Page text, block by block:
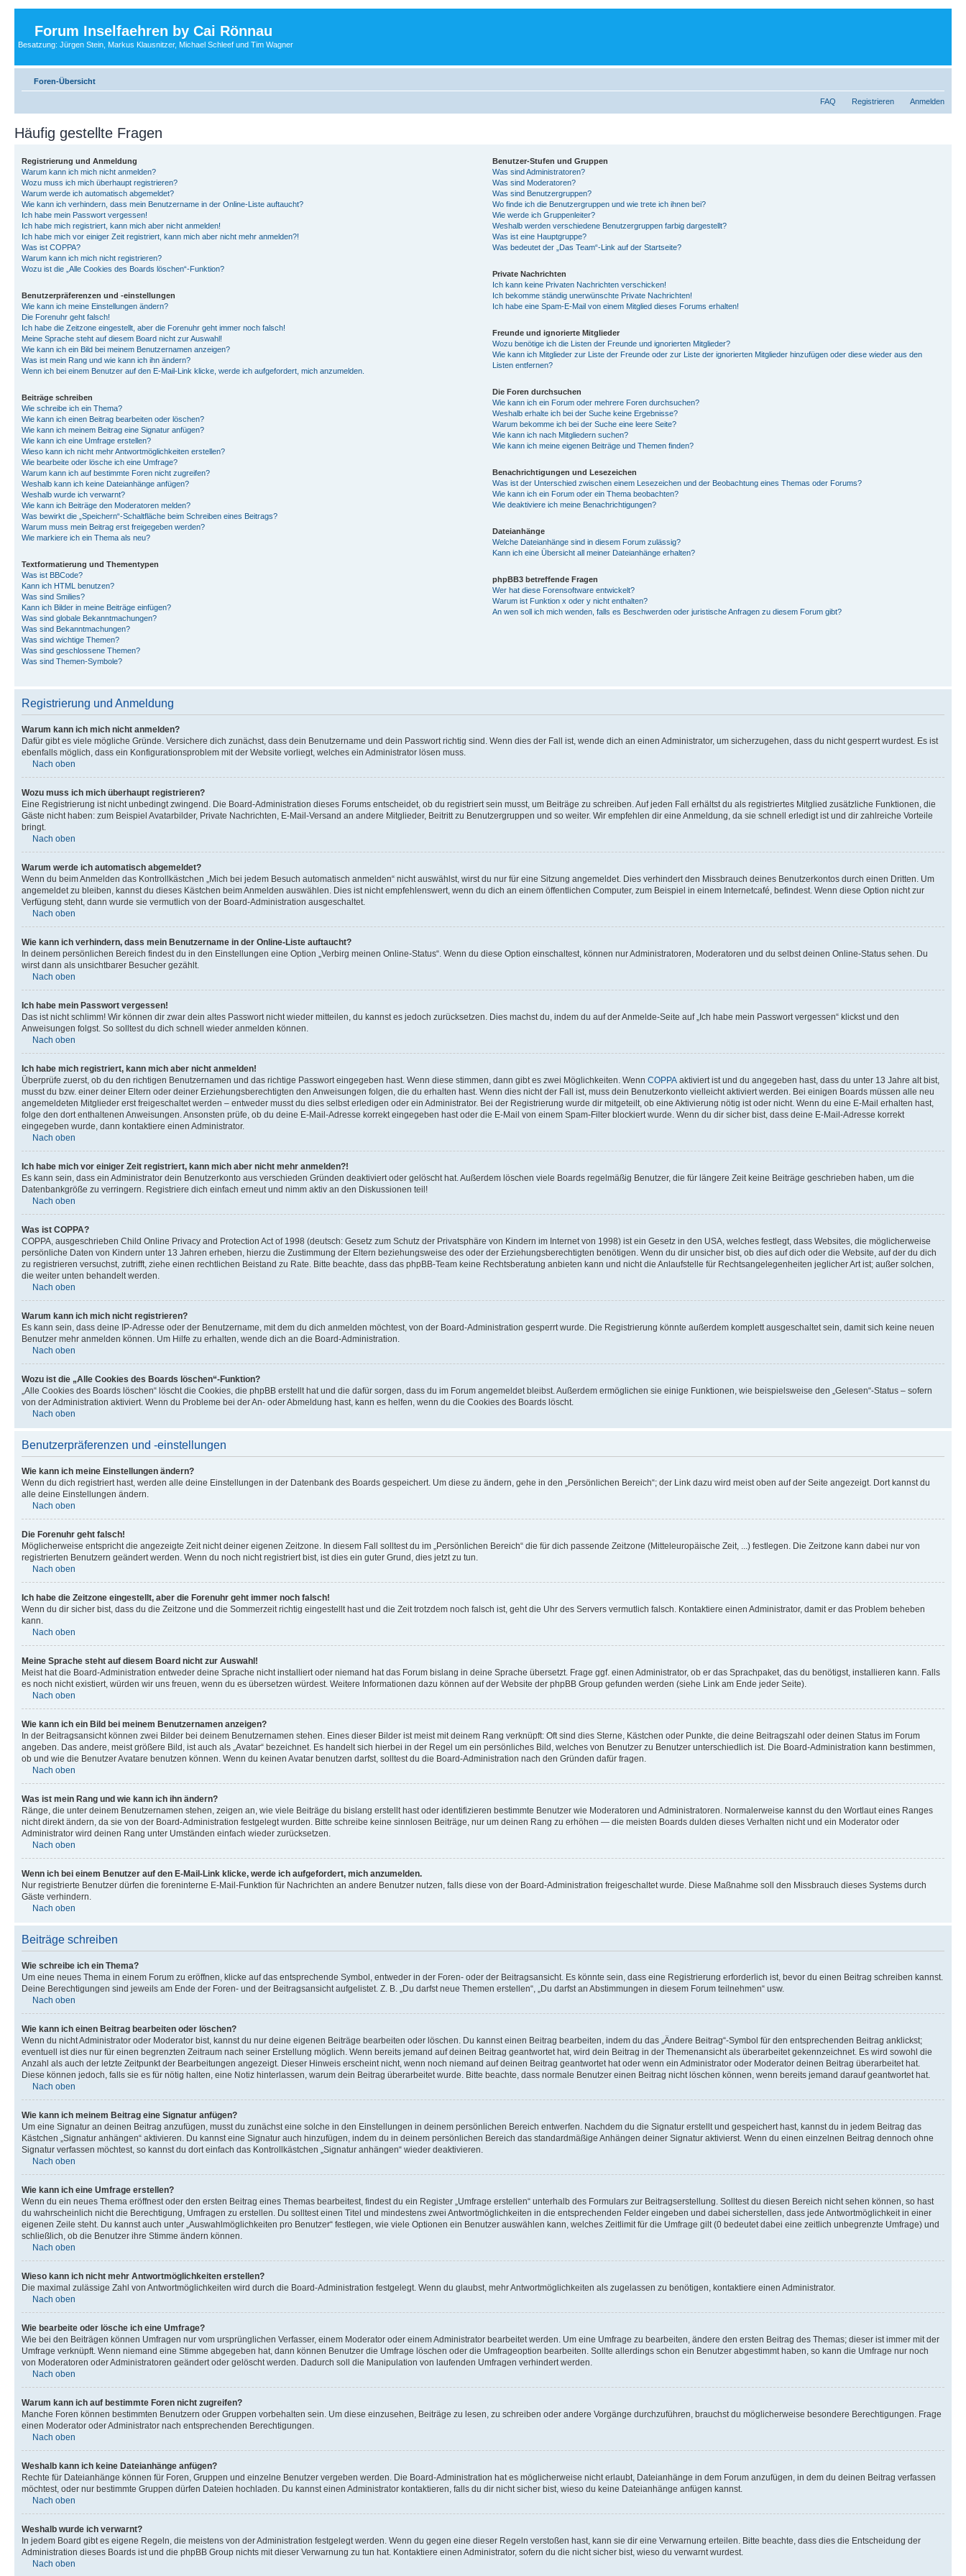
Forum Inselfaehren by Cai Rönnau
Besatzung: Jürgen Stein, Markus Klausnitzer, Michael Schleef und Tim Wagner
Foren-Übersicht
FAQ Registrieren Anmelden
Häufig gestellte Fragen
Registrierung und Anmeldung
Warum kann ich mich nicht anmelden?
Wozu muss ich mich überhaupt registrieren?
Warum werde ich automatisch abgemeldet?
Wie kann ich verhindern, dass mein Benutzername in der Online-Liste auftaucht?
Ich habe mein Passwort vergessen!
Ich habe mich registriert, kann mich aber nicht anmelden!
Ich habe mich vor einiger Zeit registriert, kann mich aber nicht mehr anmelden?!
Was ist COPPA?
Warum kann ich mich nicht registrieren?
Wozu ist die „Alle Cookies des Boards löschen“-Funktion?
Benutzerpräferenzen und -einstellungen
Wie kann ich meine Einstellungen ändern?
Die Forenuhr geht falsch!
Ich habe die Zeitzone eingestellt, aber die Forenuhr geht immer noch falsch!
Meine Sprache steht auf diesem Board nicht zur Auswahl!
Wie kann ich ein Bild bei meinem Benutzernamen anzeigen?
Was ist mein Rang und wie kann ich ihn ändern?
Wenn ich bei einem Benutzer auf den E-Mail-Link klicke, werde ich aufgefordert, mich anzumelden.
Beiträge schreiben
Wie schreibe ich ein Thema?
Wie kann ich einen Beitrag bearbeiten oder löschen?
Wie kann ich meinem Beitrag eine Signatur anfügen?
Wie kann ich eine Umfrage erstellen?
Wieso kann ich nicht mehr Antwortmöglichkeiten erstellen?
Wie bearbeite oder lösche ich eine Umfrage?
Warum kann ich auf bestimmte Foren nicht zugreifen?
Weshalb kann ich keine Dateianhänge anfügen?
Weshalb wurde ich verwarnt?
Wie kann ich Beiträge den Moderatoren melden?
Was bewirkt die „Speichern“-Schaltfläche beim Schreiben eines Beitrags?
Warum muss mein Beitrag erst freigegeben werden?
Wie markiere ich ein Thema als neu?
Textformatierung und Thementypen
Was ist BBCode?
Kann ich HTML benutzen?
Was sind Smilies?
Kann ich Bilder in meine Beiträge einfügen?
Was sind globale Bekanntmachungen?
Was sind Bekanntmachungen?
Was sind wichtige Themen?
Was sind geschlossene Themen?
Was sind Themen-Symbole?
Benutzer-Stufen und Gruppen
Was sind Administratoren?
Was sind Moderatoren?
Was sind Benutzergruppen?
Wo finde ich die Benutzergruppen und wie trete ich ihnen bei?
Wie werde ich Gruppenleiter?
Weshalb werden verschiedene Benutzergruppen farbig dargestellt?
Was ist eine Hauptgruppe?
Was bedeutet der „Das Team“-Link auf der Startseite?
Private Nachrichten
Ich kann keine Privaten Nachrichten verschicken!
Ich bekomme ständig unerwünschte Private Nachrichten!
Ich habe eine Spam-E-Mail von einem Mitglied dieses Forums erhalten!
Freunde und ignorierte Mitglieder
Wozu benötige ich die Listen der Freunde und ignorierten Mitglieder?
Wie kann ich Mitglieder zur Liste der Freunde oder zur Liste der ignorierten Mitglieder hinzufügen oder diese wieder aus den
Listen entfernen?
Die Foren durchsuchen
Wie kann ich ein Forum oder mehrere Foren durchsuchen?
Weshalb erhalte ich bei der Suche keine Ergebnisse?
Warum bekomme ich bei der Suche eine leere Seite?
Wie kann ich nach Mitgliedern suchen?
Wie kann ich meine eigenen Beiträge und Themen finden?
Benachrichtigungen und Lesezeichen
Was ist der Unterschied zwischen einem Lesezeichen und der Beobachtung eines Themas oder Forums?
Wie kann ich ein Forum oder ein Thema beobachten?
Wie deaktiviere ich meine Benachrichtigungen?
Dateianhänge
Welche Dateianhänge sind in diesem Forum zulässig?
Kann ich eine Übersicht all meiner Dateianhänge erhalten?
phpBB3 betreffende Fragen
Wer hat diese Forensoftware entwickelt?
Warum ist Funktion x oder y nicht enthalten?
An wen soll ich mich wenden, falls es Beschwerden oder juristische Anfragen zu diesem Forum gibt?
Registrierung und Anmeldung
Warum kann ich mich nicht anmelden?
Dafür gibt es viele mögliche Gründe. Versichere dich zunächst, dass dein Benutzername und dein Passwort richtig sind. Wenn dies der Fall ist, wende dich an einen Administrator, um sicherzugehen, dass du nicht gesperrt wurdest. Es ist
ebenfalls möglich, dass ein Konfigurationsproblem mit der Website vorliegt, welches ein Administrator lösen muss.
Nach oben
Wozu muss ich mich überhaupt registrieren?
Eine Registrierung ist nicht unbedingt zwingend. Die Board-Administration dieses Forums entscheidet, ob du registriert sein musst, um Beiträge zu schreiben. Auf jeden Fall erhältst du als registriertes Mitglied zusätzliche Funktionen, die
Gäste nicht haben: zum Beispiel Avatarbilder, Private Nachrichten, E-Mail-Versand an andere Mitglieder, Beitritt zu Benutzergruppen und so weiter. Wir empfehlen dir eine Anmeldung, da sie schnell erledigt ist und dir zahlreiche Vorteile
bringt.
Nach oben
Warum werde ich automatisch abgemeldet?
Wenn du beim Anmelden das Kontrollkästchen „Mich bei jedem Besuch automatisch anmelden“ nicht auswählst, wirst du nur für eine Sitzung angemeldet. Dies verhindert den Missbrauch deines Benutzerkontos durch einen Dritten. Um
angemeldet zu bleiben, kannst du dieses Kästchen beim Anmelden auswählen. Dies ist nicht empfehlenswert, wenn du dich an einem öffentlichen Computer, zum Beispiel in einem Internetcafé, befindest. Wenn diese Option nicht zur
Verfügung steht, dann wurde sie vermutlich von der Board-Administration ausgeschaltet.
Nach oben
Wie kann ich verhindern, dass mein Benutzername in der Online-Liste auftaucht?
In deinem persönlichen Bereich findest du in den Einstellungen eine Option „Verbirg meinen Online-Status“. Wenn du diese Option einschaltest, können nur Administratoren, Moderatoren und du selbst deinen Online-Status sehen. Du
wirst dann als unsichtbarer Besucher gezählt.
Nach oben
Ich habe mein Passwort vergessen!
Das ist nicht schlimm! Wir können dir zwar dein altes Passwort nicht wieder mitteilen, du kannst es jedoch zurücksetzen. Dies machst du, indem du auf der Anmelde-Seite auf „Ich habe mein Passwort vergessen“ klickst und den
Anweisungen folgst. So solltest du dich schnell wieder anmelden können.
Nach oben
Ich habe mich registriert, kann mich aber nicht anmelden!
Überprüfe zuerst, ob du den richtigen Benutzernamen und das richtige Passwort eingegeben hast. Wenn diese stimmen, dann gibt es zwei Möglichkeiten. Wenn COPPA aktiviert ist und du angegeben hast, dass du unter 13 Jahre alt bist,
musst du bzw. einer deiner Eltern oder deiner Erziehungsberechtigten den Anweisungen folgen, die du erhalten hast. Wenn dies nicht der Fall ist, muss dein Benutzerkonto vielleicht aktiviert werden. Bei einigen Boards müssen alle neu
angemeldeten Mitglieder erst freigeschaltet werden – entweder musst du dies selbst erledigen oder ein Administrator. Bei der Registrierung wurde dir mitgeteilt, ob eine Aktivierung nötig ist oder nicht. Wenn du eine E-Mail erhalten hast,
folge den dort enthaltenen Anweisungen. Ansonsten prüfe, ob du deine E-Mail-Adresse korrekt eingegeben hast oder die E-Mail von einem Spam-Filter blockiert wurde. Wenn du dir sicher bist, dass deine E-Mail-Adresse korrekt
eingegeben wurde, dann kontaktiere einen Administrator.
Nach oben
Ich habe mich vor einiger Zeit registriert, kann mich aber nicht mehr anmelden?!
Es kann sein, dass ein Administrator dein Benutzerkonto aus verschieden Gründen deaktiviert oder gelöscht hat. Außerdem löschen viele Boards regelmäßig Benutzer, die für längere Zeit keine Beiträge geschrieben haben, um die
Datenbankgröße zu verringern. Registriere dich einfach erneut und nimm aktiv an den Diskussionen teil!
Nach oben
Was ist COPPA?
COPPA, ausgeschrieben Child Online Privacy and Protection Act of 1998 (deutsch: Gesetz zum Schutz der Privatsphäre von Kindern im Internet von 1998) ist ein Gesetz in den USA, welches festlegt, dass Websites, die möglicherweise
persönliche Daten von Kindern unter 13 Jahren erheben, hierzu die Zustimmung der Eltern beziehungsweise des oder der Erziehungsberechtigten benötigen. Wenn du dir unsicher bist, ob dies auf dich oder die Website, auf der du dich
zu registrieren versuchst, zutrifft, ziehe einen rechtlichen Beistand zu Rate. Bitte beachte, dass das phpBB-Team keine Rechtsberatung anbieten kann und nicht die Anlaufstelle für Rechtsangelegenheiten jeglicher Art ist; außer solchen,
die weiter unten behandelt werden.
Nach oben
Warum kann ich mich nicht registrieren?
Es kann sein, dass deine IP-Adresse oder der Benutzername, mit dem du dich anmelden möchtest, von der Board-Administration gesperrt wurde. Die Registrierung könnte außerdem komplett ausgeschaltet sein, damit sich keine neuen
Benutzer mehr anmelden können. Um Hilfe zu erhalten, wende dich an die Board-Administration.
Nach oben
Wozu ist die „Alle Cookies des Boards löschen“-Funktion?
„Alle Cookies des Boards löschen“ löscht die Cookies, die phpBB erstellt hat und die dafür sorgen, dass du im Forum angemeldet bleibst. Außerdem ermöglichen sie einige Funktionen, wie beispielsweise den „Gelesen“-Status – sofern
von der Administration aktiviert. Wenn du Probleme bei der An- oder Abmeldung hast, kann es helfen, wenn du die Cookies des Boards löscht.
Nach oben
Benutzerpräferenzen und -einstellungen
Wie kann ich meine Einstellungen ändern?
Wenn du dich registriert hast, werden alle deine Einstellungen in der Datenbank des Boards gespeichert. Um diese zu ändern, gehe in den „Persönlichen Bereich“; der Link dazu wird meist oben auf der Seite angezeigt. Dort kannst du
alle deine Einstellungen ändern.
Nach oben
Die Forenuhr geht falsch!
Möglicherweise entspricht die angezeigte Zeit nicht deiner eigenen Zeitzone. In diesem Fall solltest du im „Persönlichen Bereich“ die für dich passende Zeitzone (Mitteleuropäische Zeit, ...) festlegen. Die Zeitzone kann dabei nur von
registrierten Benutzern geändert werden. Wenn du noch nicht registriert bist, ist dies ein guter Grund, dies jetzt zu tun.
Nach oben
Ich habe die Zeitzone eingestellt, aber die Forenuhr geht immer noch falsch!
Wenn du dir sicher bist, dass du die Zeitzone und die Sommerzeit richtig eingestellt hast und die Zeit trotzdem noch falsch ist, geht die Uhr des Servers vermutlich falsch. Kontaktiere einen Administrator, damit er das Problem beheben
kann.
Nach oben
Meine Sprache steht auf diesem Board nicht zur Auswahl!
Meist hat die Board-Administration entweder deine Sprache nicht installiert oder niemand hat das Forum bislang in deine Sprache übersetzt. Frage ggf. einen Administrator, ob er das Sprachpaket, das du benötigst, installieren kann. Falls
es noch nicht existiert, würden wir uns freuen, wenn du es übersetzen würdest. Weitere Informationen dazu können auf der Website der phpBB Group gefunden werden (siehe Link am Ende jeder Seite).
Nach oben
Wie kann ich ein Bild bei meinem Benutzernamen anzeigen?
In der Beitragsansicht können zwei Bilder bei deinem Benutzernamen stehen. Eines dieser Bilder ist meist mit deinem Rang verknüpft: Oft sind dies Sterne, Kästchen oder Punkte, die deine Beitragszahl oder deinen Status im Forum
angeben. Das andere, meist größere Bild, ist auch als „Avatar“ bezeichnet. Es handelt sich hierbei in der Regel um ein persönliches Bild, welches von Benutzer zu Benutzer unterschiedlich ist. Die Board-Administration kann bestimmen,
ob und wie die Benutzer Avatare benutzen können. Wenn du keinen Avatar benutzen darfst, solltest du die Board-Administration nach den Gründen dafür fragen.
Nach oben
Was ist mein Rang und wie kann ich ihn ändern?
Ränge, die unter deinem Benutzernamen stehen, zeigen an, wie viele Beiträge du bislang erstellt hast oder identifizieren bestimmte Benutzer wie Moderatoren und Administratoren. Normalerweise kannst du den Wortlaut eines Ranges
nicht direkt ändern, da sie von der Board-Administration festgelegt wurden. Bitte schreibe keine sinnlosen Beiträge, nur um deinen Rang zu erhöhen — die meisten Boards dulden dieses Verhalten nicht und ein Moderator oder
Administrator wird deinen Rang unter Umständen einfach wieder zurücksetzen.
Nach oben
Wenn ich bei einem Benutzer auf den E-Mail-Link klicke, werde ich aufgefordert, mich anzumelden.
Nur registrierte Benutzer dürfen die foreninterne E-Mail-Funktion für Nachrichten an andere Benutzer nutzen, falls diese von der Board-Administration freigeschaltet wurde. Diese Maßnahme soll den Missbrauch dieses Systems durch
Gäste verhindern.
Nach oben
Beiträge schreiben
Wie schreibe ich ein Thema?
Um eine neues Thema in einem Forum zu eröffnen, klicke auf das entsprechende Symbol, entweder in der Foren- oder der Beitragsansicht. Es könnte sein, dass eine Registrierung erforderlich ist, bevor du einen Beitrag schreiben kannst.
Deine Berechtigungen sind jeweils am Ende der Foren- und der Beitragsansicht aufgelistet. Z. B. „Du darfst neue Themen erstellen“, „Du darfst an Abstimmungen in diesem Forum teilnehmen“ usw.
Nach oben
Wie kann ich einen Beitrag bearbeiten oder löschen?
Wenn du nicht Administrator oder Moderator bist, kannst du nur deine eigenen Beiträge bearbeiten oder löschen. Du kannst einen Beitrag bearbeiten, indem du das „Ändere Beitrag“-Symbol für den entsprechenden Beitrag anklickst;
eventuell ist dies nur für einen begrenzten Zeitraum nach seiner Erstellung möglich. Wenn bereits jemand auf deinen Beitrag geantwortet hat, wird dein Beitrag in der Themenansicht als überarbeitet gekennzeichnet. Es wird sowohl die
Anzahl als auch der letzte Zeitpunkt der Bearbeitungen angezeigt. Dieser Hinweis erscheint nicht, wenn noch niemand auf deinen Beitrag geantwortet hat oder wenn ein Administrator oder Moderator deinen Beitrag überarbeitet hat.
Diese können jedoch, falls sie es für nötig halten, eine Notiz hinterlassen, warum dein Beitrag überarbeitet wurde. Bitte beachte, dass normale Benutzer einen Beitrag nicht löschen können, wenn bereits jemand darauf geantwortet hat.
Nach oben
Wie kann ich meinem Beitrag eine Signatur anfügen?
Um eine Signatur an deinen Beitrag anzufügen, musst du zunächst eine solche in den Einstellungen in deinem persönlichen Bereich entwerfen. Nachdem du die Signatur erstellt und gespeichert hast, kannst du in jedem Beitrag das
Kästchen „Signatur anhängen“ aktivieren. Du kannst eine Signatur auch hinzufügen, indem du in deinem persönlichen Bereich das standardmäßige Anhängen deiner Signatur aktivierst. Wenn du einen einzelnen Beitrag dennoch ohne
Signatur verfassen möchtest, so kannst du dort einfach das Kontrollkästchen „Signatur anhängen“ wieder deaktivieren.
Nach oben
Wie kann ich eine Umfrage erstellen?
Wenn du ein neues Thema eröffnest oder den ersten Beitrag eines Themas bearbeitest, findest du ein Register „Umfrage erstellen“ unterhalb des Formulars zur Beitragserstellung. Solltest du diesen Bereich nicht sehen können, so hast
du wahrscheinlich nicht die Berechtigung, Umfragen zu erstellen. Du solltest einen Titel und mindestens zwei Antwortmöglichkeiten in die entsprechenden Felder eingeben und dabei sicherstellen, dass jede Antwortmöglichkeit in einer
eigenen Zeile steht. Du kannst auch unter „Auswahlmöglichkeiten pro Benutzer“ festlegen, wie viele Optionen ein Benutzer auswählen kann, welches Zeitlimit für die Umfrage gilt (0 bedeutet dabei eine zeitlich unbegrenzte Umfrage) und
schließlich, ob die Benutzer ihre Stimme ändern können.
Nach oben
Wieso kann ich nicht mehr Antwortmöglichkeiten erstellen?
Die maximal zulässige Zahl von Antwortmöglichkeiten wird durch die Board-Administration festgelegt. Wenn du glaubst, mehr Antwortmöglichkeiten als zugelassen zu benötigen, kontaktiere einen Administrator.
Nach oben
Wie bearbeite oder lösche ich eine Umfrage?
Wie bei den Beiträgen können Umfragen nur vom ursprünglichen Verfasser, einem Moderator oder einem Administrator bearbeitet werden. Um eine Umfrage zu bearbeiten, ändere den ersten Beitrag des Themas; dieser ist immer mit der
Umfrage verknüpft. Wenn niemand eine Stimme abgegeben hat, dann können Benutzer die Umfrage löschen oder die Umfrageoption bearbeiten. Sollte allerdings schon ein Benutzer abgestimmt haben, so kann die Umfrage nur noch
von Moderatoren oder Administratoren geändert oder gelöscht werden. Dadurch soll die Manipulation von laufenden Umfragen verhindert werden.
Nach oben
Warum kann ich auf bestimmte Foren nicht zugreifen?
Manche Foren können bestimmten Benutzern oder Gruppen vorbehalten sein. Um diese einzusehen, Beiträge zu lesen, zu schreiben oder andere Vorgänge durchzuführen, brauchst du möglicherweise besondere Berechtigungen. Frage
einen Moderator oder Administrator nach entsprechenden Berechtigungen.
Nach oben
Weshalb kann ich keine Dateianhänge anfügen?
Rechte für Dateianhänge können für Foren, Gruppen und einzelne Benutzer vergeben werden. Die Board-Administration hat es möglicherweise nicht erlaubt, Dateianhänge in dem Forum anzufügen, in dem du deinen Beitrag verfassen
möchtest, oder nur bestimmte Gruppen dürfen Dateien hochladen. Du kannst einen Administrator kontaktieren, falls du dir nicht sicher bist, wieso du keine Dateianhänge anfügen kannst.
Nach oben
Weshalb wurde ich verwarnt?
In jedem Board gibt es eigene Regeln, die meistens von der Administration festgelegt werden. Wenn du gegen eine dieser Regeln verstoßen hast, kann sie dir eine Verwarnung erteilen. Bitte beachte, dass dies die Entscheidung der
Administration dieses Boards ist und die phpBB Group nichts mit dieser Verwarnung zu tun hat. Kontaktiere einen Administrator, sofern du die nicht sicher bist, wieso du verwarnt wurdest.
Nach oben